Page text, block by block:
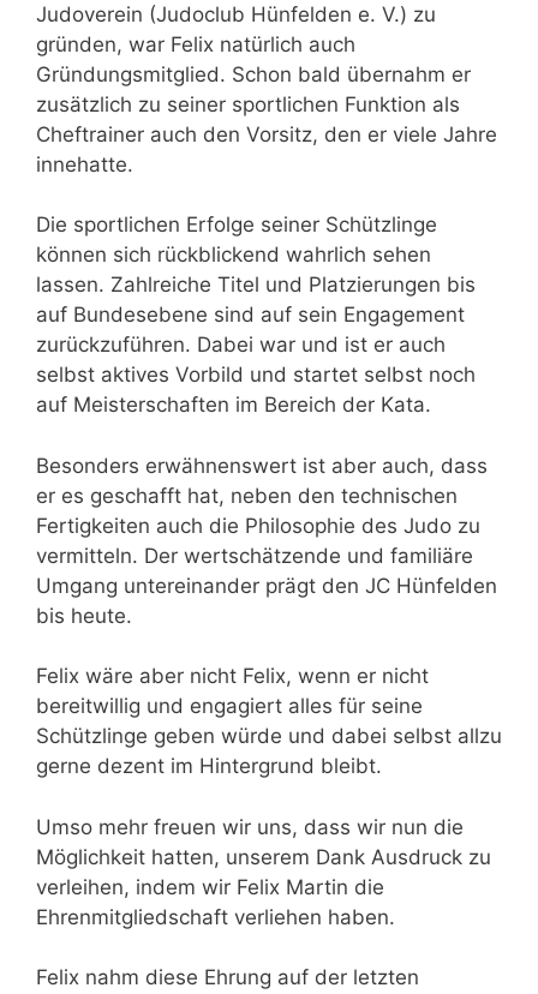
Judoverein (Judoclub Hünfelden e. V.) zu
gründen, war Felix natürlich auch
Gründungsmitglied. Schon bald übernahm er
zusätzlich zu seiner sportlichen Funktion als
Cheftrainer auch den Vorsitz, den er viele Jahre
innehatte.
Die sportlichen Erfolge seiner Schützlinge
können sich rückblickend wahrlich sehen
lassen. Zahlreiche Titel und Platzierungen bis
auf Bundesebene sind auf sein Engagement
zurückzuführen. Dabei war und ist er auch
selbst aktives Vorbild und startet selbst noch
auf Meisterschaften im Bereich der Kata.
Besonders erwähnenswert ist aber auch, dass
er es geschafft hat, neben den technischen
Fertigkeiten auch die Philosophie des Judo zu
vermitteln. Der wertschätzende und familiäre
Umgang untereinander prägt den JC Hünfelden
bis heute.
Felix wäre aber nicht Felix, wenn er nicht
bereitwillig und engagiert alles für seine
Schützlinge geben würde und dabei selbst allzu
gerne dezent im Hintergrund bleibt.
Umso mehr freuen wir uns, dass wir nun die
Möglichkeit hatten, unserem Dank Ausdruck zu
verleihen, indem wir Felix Martin die
Ehrenmitgliedschaft verliehen haben.
Felix nahm diese Ehrung auf der letzten